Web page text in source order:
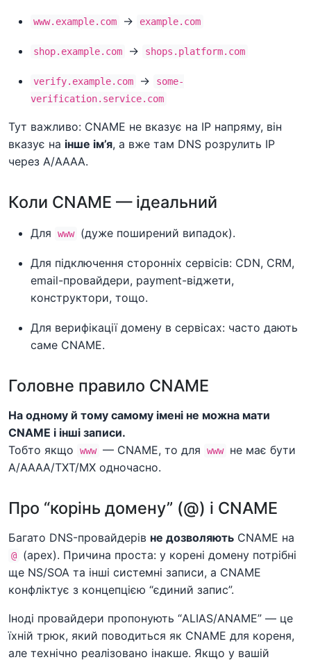
www.example.com → example.com
shop.example.com → shops.platform.com
verify.example.com →
some-
verification.service.com
Тут важливо: CNAME не вказує на IP напряму, він
вказує на інше ім’я, а вже там DNS розрулить IP
через A/AAAA.
Коли CNAME — ідеальний
Для www (дуже поширений випадок).
Для підключення сторонніх сервісів: CDN, CRM,
email-провайдери, payment-віджети,
конструктори, тощо.
Для верифікації домену в сервісах: часто дають
саме CNAME.
Головне правило CNAME
На одному й тому самому імені не можна мати
CNAME і інші записи.
Тобто якщо
www — CNAME, то для www
не має бути
A/AAAA/TXT/MX одночасно.
Про “корінь домену” (@) і CNAME
Багато DNS-провайдерів не дозволяють CNAME на
@
(apex). Причина проста: у корені домену потрібні
ще NS/SOA та інші системні записи, а CNAME
конфліктує з концепцією “єдиний запис”.
Іноді провайдери пропонують “ALIAS/ANAME” — це
їхній трюк, який поводиться як CNAME для кореня,
але технічно реалізовано інакше. Якщо у вашій